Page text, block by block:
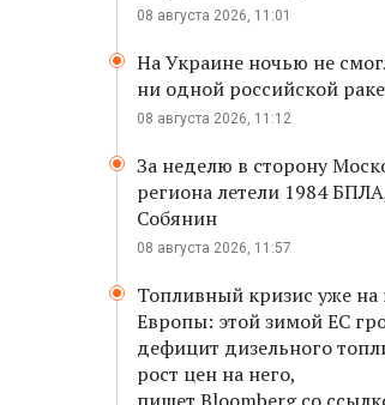
08 августа 2026, 11:01
На Украине ночью не
ни одной российской
08 августа 2026, 11:12
За неделю в сторону
региона летели 1984
Собянин
08 августа 2026, 11:57
Топливный кризис уже на
Европы: этой зимой ЕС
дефицит дизельного
рост цен на него,